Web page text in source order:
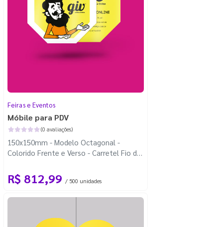
Feiras e Eventos
Móbile para PDV
(0 avaliações)
150x150mm - Modelo Octagonal -
Colorido Frente e Verso - Carretel Fio de
R$ 812,99 / 500 unidades